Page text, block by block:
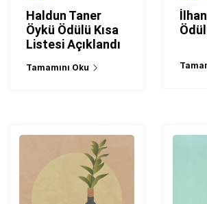
Haldun Taner
Öykü Ödülü Kısa
Listesi Açıklandı
Tamamını Oku